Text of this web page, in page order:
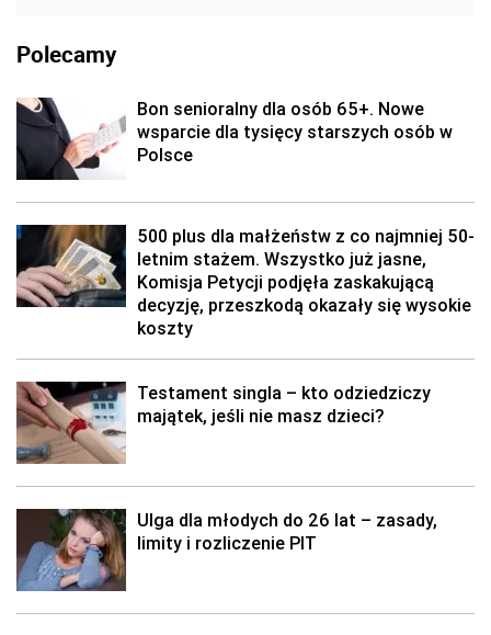
Polecamy
Bon senioralny dla osób 65+. Nowe
wsparcie dla tysięcy starszych osób w
Polsce
500 plus dla małżeństw z co najmniej 50-
letnim stażem. Wszystko już jasne,
Komisja Petycji podjęła zaskakującą
decyzję, przeszkodą okazały się wysokie
koszty
Testament singla – kto odziedziczy
majątek, jeśli nie masz dzieci?
Ulga dla młodych do 26 lat – zasady,
limity i rozliczenie PIT